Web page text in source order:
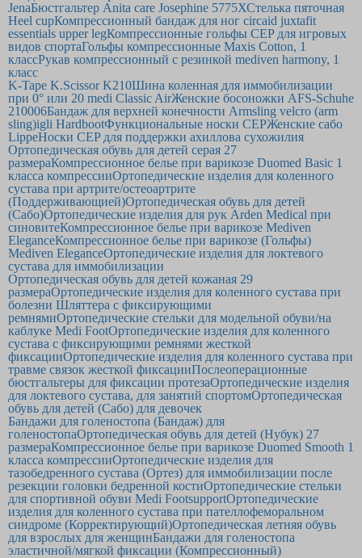
JenaБюстгальтер Anita care Josephine 5775ХСтелька пяточная
Heel cupКомпрессионный бандаж для ног circaid juxtafit
essentials upper legКомпрессионные гольфы CEP для игровых
видов спортаГольфы компрессионные Maxis Cotton, 1
классРукав компрессионный c резинкой mediven harmony, 1
класс
K-Tape K.Scissor K210Шина коленная для иммобилизации
при 0° или 20 medi Classic AirЖенские босоножки AFS-Schuhe
210006Бандаж для верхней конечности Armsling velcro (arm
sling)igli HardbootФункциональные носки CEPЖенские сабо
LippeНоски CEP для поддержки ахиллова сухожилия
Ортопедическая обувь для детей серая 27
размераКомпрессионное белье при варикозе Duomed Basic 1
класса компрессииОртопедические изделия для коленного
сустава при артрите/остеоартрите
(Поддерживающией)Ортопедическая обувь для детей
(Сабо)Ортопедические изделия для рук Arden Medical при
синовитеКомпрессионное белье при варикозе Mediven
EleganceКомпрессионное белье при варикозе (Гольфы)
Mediven EleganceОртопедические изделия для локтевого
сустава для иммобилизации
Ортопедическая обувь для детей кожаная 29
размераОртопедические изделия для коленного сустава при
болезни Шляттера с фиксирующими
ремнямиОртопедические стельки для модельной обуви/на
каблуке Medi FootОртопедические изделия для коленного
сустава с фиксирующими ремнями жесткой
фиксацииОртопедические изделия для коленного сустава при
травме связок жесткой фиксацииПослеоперационные
бюстгальтеры для фиксации протезаОртопедические изделия
для локтевого сустава, для занятий спортомОртопедическая
обувь для детей (Сабо) для девочек
Бандажи для голеностопа (Бандаж) для
голеностопаОртопедическая обувь для детей (Нубук) 27
размераКомпрессионное белье при варикозе Duomed Smooth 1
класса компрессииОртопедические изделия для
тазобедренного сустава (Ортез) для иммобилизации после
резекции головки бедренной костиОртопедические стельки
для спортивной обуви Medi FootsupportОртопедические
изделия для коленного сустава при пателлофеморальном
синдроме (Корректирующий)Ортопедическая летняя обувь
для взрослых для женщинБандажи для голеностопа
эластичной/мягкой фиксации (Компрессионный)